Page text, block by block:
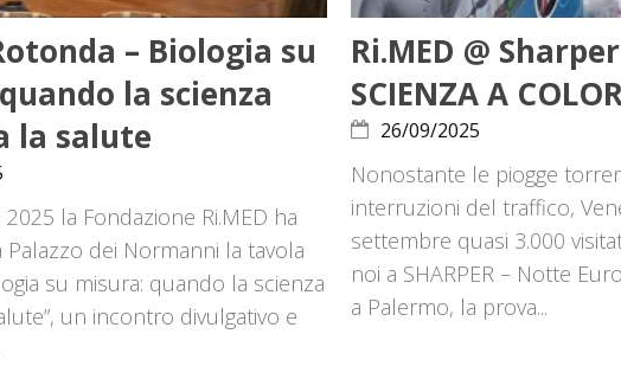
– Biologia su
la scienza
la salute
la Fondazione Ri.MED ha
Palazzo dei Normanni la tavola
su misura: quando la scienza
un incontro divulgativo e
Ri.MED @
SCIENZA A
26/09/2025
Nonostante le piogge
interruzioni del traffico,
settembre quasi 3.000
noi a SHARPER – Notte
a Palermo, la prova...